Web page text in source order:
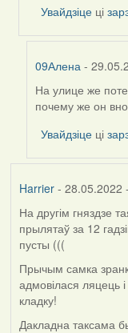
Увайдзіце ці
09Алена -
In
reply
to
ZNR
На улице же
почему же он
Увайдзіце ці
Harrier- 28.05.2022
На другім гняздзе
прылятаў за 12
пусты (((
Прычым самка
адмовілася ляцець
кладку!
Дакладна таксама